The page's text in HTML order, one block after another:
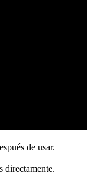
de usar.
directamente.